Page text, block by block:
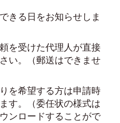
きる日をお知らせしま
を受けた代理人が直接
い。（郵送はできませ
を希望する方は申請時
す。（委任状の様式は
ンロードすることがで